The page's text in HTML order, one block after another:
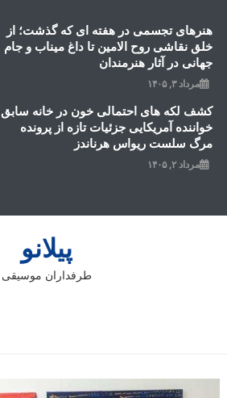
هنرهای تجسمی در هفته ای که گذشت؛ از
خلق نقاشی روح الامین تا داغ میناب و جام
جهانی در آثار هنرمندان
مرداد ۳, ۱۴۰۵
کشف لکه های احتمالی خون در خانه سابق
خواننده آمریکایی جزئیات تازه از پرونده
مرگ سلست ریواس هرناندز
مرداد ۲, ۱۴۰۵
پیلانو
طرفداران موسیقی